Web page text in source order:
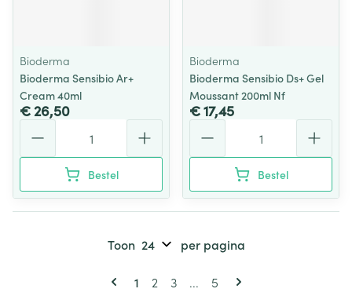
Bioderma
Bioderma Sensibio Ar+
Cream 40ml
€ 26,50
Bestel
Bioderma
Bioderma Sensibio Ds+ Gel
Moussant 200ml Nf
€ 17,45
Bestel
Pagina's
U lees momenteel pagina
1 Pagina
2 Pagina
3 ... Pagina
5
Toon per pagina